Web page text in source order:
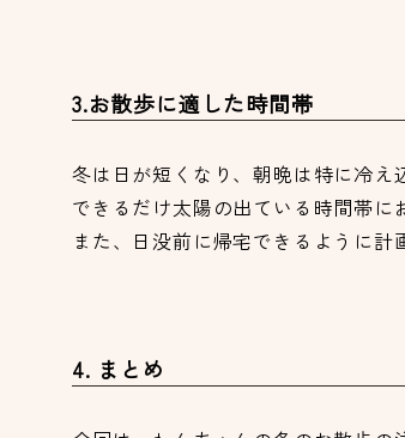
3.お散歩に適した時間帯
冬は日が短くなり、朝晩は特に冷え
できるだけ太陽の出ている時間帯に
また、日没前に帰宅できるように
4. まとめ